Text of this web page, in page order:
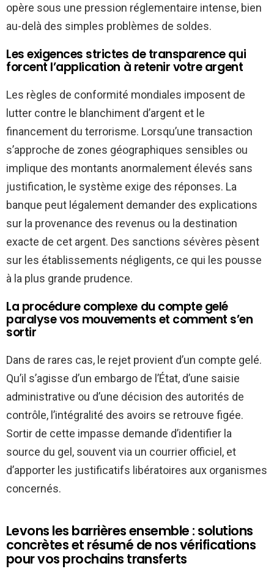
opère sous une pression réglementaire intense, bien
au-delà des simples problèmes de soldes.
Les exigences strictes de transparence qui
forcent l’application à retenir votre argent
Les règles de conformité mondiales imposent de
lutter contre le blanchiment d’argent et le
financement du terrorisme. Lorsqu’une transaction
s’approche de zones géographiques sensibles ou
implique des montants anormalement élevés sans
justification, le système exige des réponses. La
banque peut légalement demander des explications
sur la provenance des revenus ou la destination
exacte de cet argent. Des sanctions sévères pèsent
sur les établissements négligents, ce qui les pousse
à la plus grande prudence.
La procédure complexe du compte gelé
paralyse vos mouvements et comment s’en
sortir
Dans de rares cas, le rejet provient d’un compte gelé.
Qu’il s’agisse d’un embargo de l’État, d’une saisie
administrative ou d’une décision des autorités de
contrôle, l’intégralité des avoirs se retrouve figée.
Sortir de cette impasse demande d’identifier la
source du gel, souvent via un courrier officiel, et
d’apporter les justificatifs libératoires aux organismes
concernés.
Levons les barrières ensemble : solutions
concrètes et résumé de nos vérifications
pour vos prochains transferts